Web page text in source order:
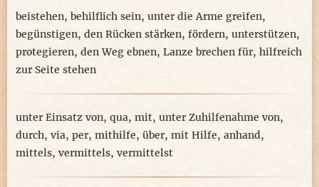
beistehen, behilflich sein, unter die Arme greifen,
begünstigen, den Rücken stärken, fördern, unterstützen,
protegieren, den Weg ebnen, Lanze brechen für, hilfreich
zur Seite stehen
unter Einsatz von, qua, mit, unter Zuhilfenahme von,
durch, via, per, mithilfe, über, mit Hilfe, anhand,
mittels, vermittels, vermittelst